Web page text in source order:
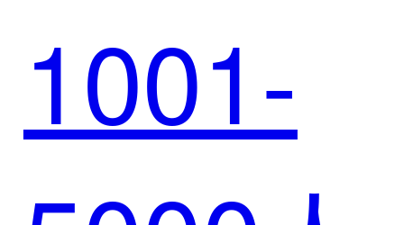
源，以
1001-